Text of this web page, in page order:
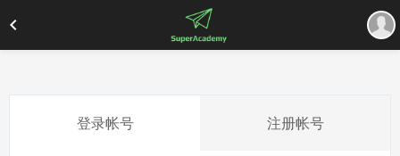
登录帐号 注册帐号